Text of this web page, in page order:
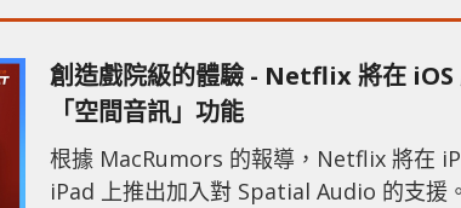
創造戲院級的體驗 - Netflix 將在 iOS
「空間音訊」功能
根據 MacRumors 的報導，Netflix 將在
iPad 上推出加入對 Spatial Audio 的支援